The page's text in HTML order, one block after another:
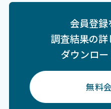
会員登録
調査結果の
ダウンロー
無料